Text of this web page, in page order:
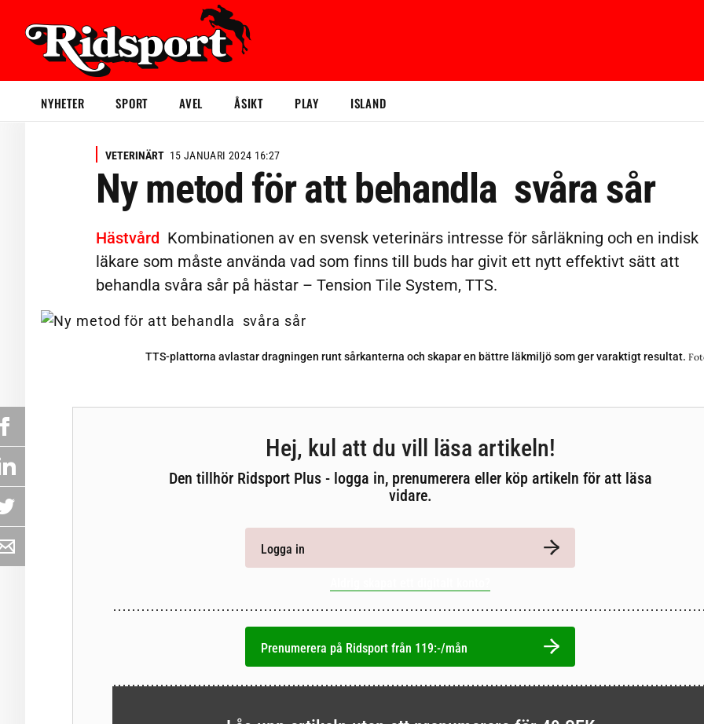
NYHETER SPORT AVEL ÅSIKT PLAY ISLAND
VETERINÄRT 15 JANUARI 2024 16:27
Ny metod för att behandla svåra sår
Hästvård Kombinationen av en svensk veterinärs intresse för sårläkning och en indisk
läkare som måste använda vad som finns till buds har givit ett nytt effektivt sätt att
behandla svåra sår på hästar – Tension Tile System, TTS.
TTS-plattorna avlastar dragningen runt sårkanterna och skapar en bättre läkmiljö som ger varaktigt resultat.
Hej, kul att du vill läsa artikeln!
Den tillhör Ridsport Plus - logga in, prenumerera eller köp artikeln för att läsa
vidare.
Logga in
Prenumerera på Ridsport från 119:-/mån